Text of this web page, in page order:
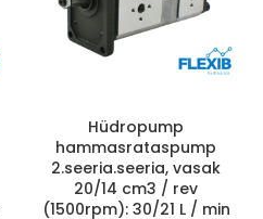
Hüdropump
hammasrataspump
2.seeria.seeria, vasak
20/14 cm3 / rev
(1500rpm): 30/21 L / min